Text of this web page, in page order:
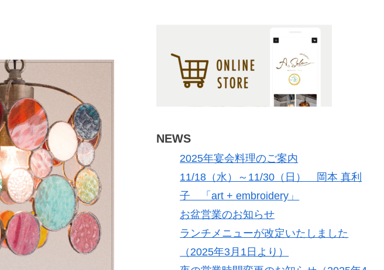
NEWS
2025年宴会料理のご案内
11/18（水）～11/30（日） 岡本 真利
子 「art + embroidery」
お盆営業のお知らせ
ランチメニューが改定いたしました
（2025年3月1日より）